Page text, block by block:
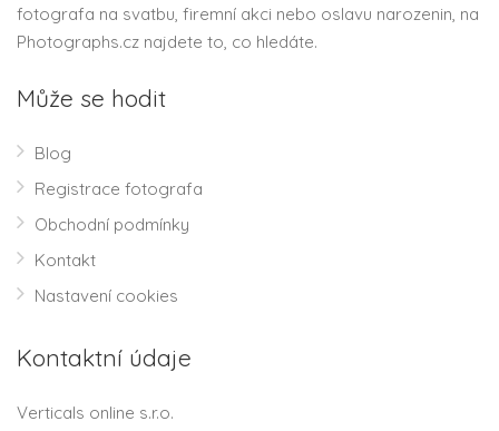
fotografa na svatbu, firemní akci nebo oslavu narozenin, na
Photographs.cz najdete to, co hledáte.
Může se hodit
Blog
Registrace fotografa
Obchodní podmínky
Kontakt
Nastavení cookies
Kontaktní údaje
Verticals online s.r.o.